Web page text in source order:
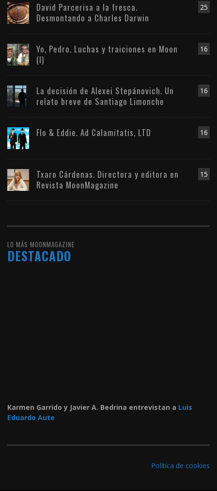
25
David Parcerisa a la fresca.
Desmontando a Charles Darwin
16
Yo, Pedro. Luchas y traiciones en Moon
(I)
16
La decisión de Alexei Stepánovich. Un
relato breve de Santiago Limonche
16
Flo & Eddie. Ad Calamitatis, LTD
15
Txaro Cárdenas. Directora y editora en
Revista MoonMagazine
LO MÁS MOONMAGAZINE
DESTACADO
Karmen Garrido y Javier A. Bedrina entrevistan a Luis
Eduardo Aute
Política de cookies